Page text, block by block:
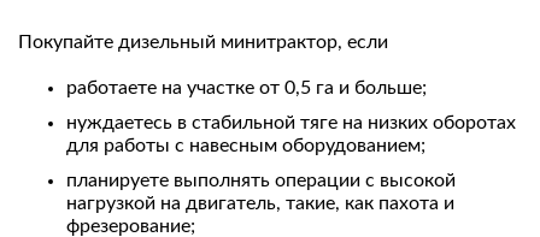
Покупайте дизельный минитрактор, если
работаете на участке от 0,5 га и больше;
нуждаетесь в стабильной тяге на низких оборотах
для работы с навесным оборудованием;
планируете выполнять операции с высокой
нагрузкой на двигатель, такие, как пахота и
фрезерование;